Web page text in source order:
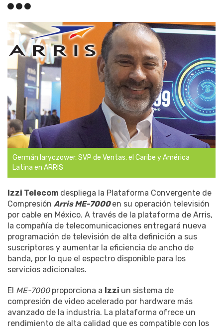
Germán Iaryczower, SVP de Ventas, el Caribe y América
Latina en ARRIS
Izzi Telecom despliega la Plataforma Convergente de
Compresión Arris ME-7000en su operación televisión
por cable en México. A través de la plataforma de Arris,
la compañía de telecomunicaciones entregará nueva
programación de televisión de alta definición a sus
suscriptores y aumentar la eficiencia de ancho de
banda, por lo que el espectro disponible para los
servicios adicionales.
El ME-7000proporciona a Izzi un sistema de
compresión de video acelerado por hardware más
avanzado de la industria. La plataforma ofrece un
rendimiento de alta calidad que es compatible con los